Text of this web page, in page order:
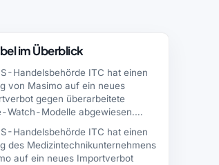
im Überblick
Handelsbehörde ITC hat einen
von Masimo auf ein neues
gegen überarbeitete
Watch-Modelle abgewiesen.
Handelsbehörde ITC hat einen
des Medizintechnikunternehmens
auf ein neues Importverbot